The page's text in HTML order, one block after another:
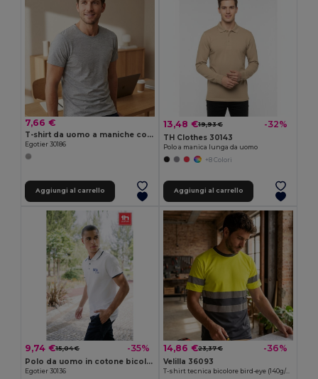
7,66 €
T-shirt da uomo a maniche corte in cotone piqué
Egotier 30186
Aggiungi al carrello
13,48 €19,93 € -32%
TH Clothes 30143
Polo a manica lunga da uomo
+8 Colori
Aggiungi al carrello
9,74 €15,04 € -35%
Polo da uomo in cotone bicolore. colore bianco
Egotier 30136
14,86 €23,37 € -36%
Velilla 36093
T-shirt tecnica bicolore bird-eye (140g/m²), in poliestere (100%)